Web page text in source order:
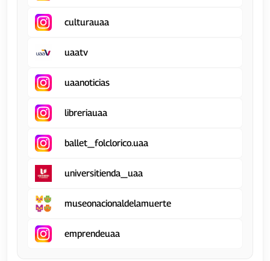
culturauaa
uaatv
uaanoticias
libreriauaa
ballet_folclorico.uaa
universitienda_uaa
museonacionaldelamuerte
emprendeuaa